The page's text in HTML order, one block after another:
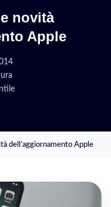
novità
Apple
dell’aggiornamento Apple